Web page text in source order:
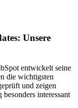
Unsere
entwickelt seine
die wichtigsten
und zeigen
interessant